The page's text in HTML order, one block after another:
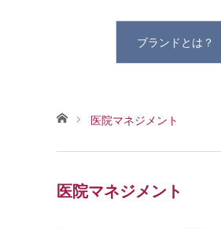
ブランドとは？
ホーム医院マネジメント
医院マネジメント